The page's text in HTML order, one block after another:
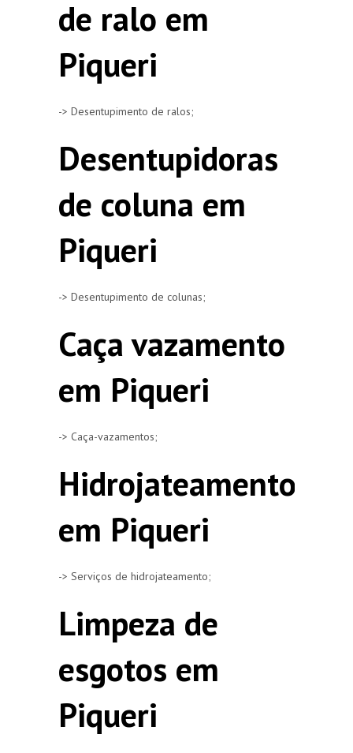
de ralo em
Piqueri
-> Desentupimento de ralos;
Desentupidoras
de coluna em
Piqueri
-> Desentupimento de colunas;
Caça vazamento
em Piqueri
-> Caça-vazamentos;
Hidrojateamento
em Piqueri
-> Serviços de hidrojateamento;
Limpeza de
esgotos em
Piqueri